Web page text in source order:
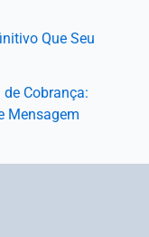
Que Seu
Cobrança:
Mensagem